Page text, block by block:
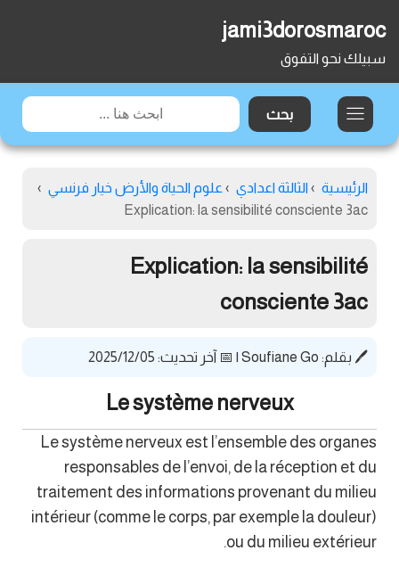
jami3dorosmaroc
سبيلك نحو التفوق
الرئيسية › الثالثة اعدادي › علوم الحياة والأرض خيار فرنسي ›
Explication: la sensibilité consciente 3ac
Explication: la sensibilité
consciente 3ac
🖊️ بقلم: Soufiane Go
| 📅 آخر تحديث: 2025/12/05
Le système nerveux
Le système nerveux est l’ensemble des organes
responsables de l’envoi, de la réception et du
traitement des informations provenant du milieu
intérieur (comme le corps, par exemple la douleur)
ou du milieu extérieur.